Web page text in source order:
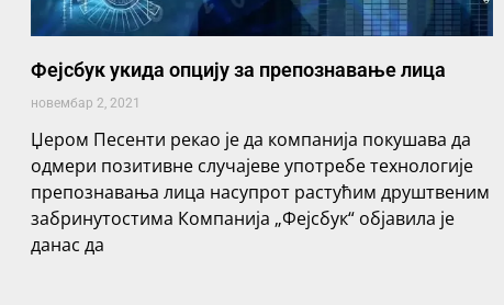
Фејсбук укида опцију за препознавање лица
новембар 2, 2021
Џером Песенти рекао је да компанија покушава да
одмери позитивне случајеве употребе технологије
препознавања лица насупрот растућим друштвеним
забринутостима Компанија „Фејсбук“ објавила је
данас да